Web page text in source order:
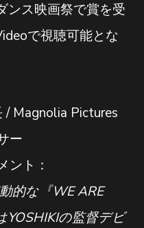
ンス映画祭で賞を受
で視聴可能とな
Magnolia Pictures
ー
ト：
的な『WE ARE
YOSHIKIの監督デビ